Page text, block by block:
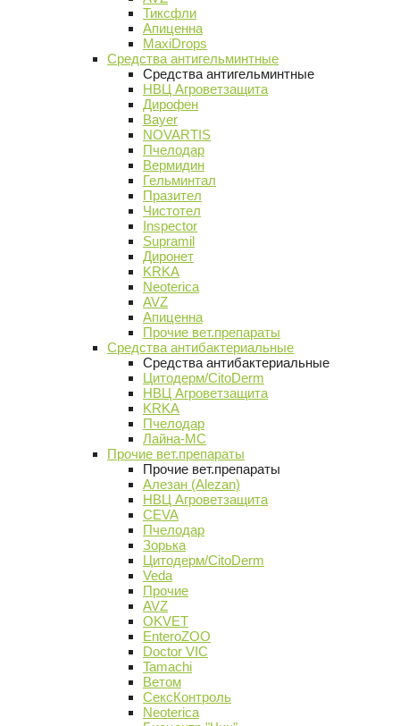
Тиксфли
Апиценна
MaxiDrops
Средства антигельминтные
Средства антигельминтные
НВЦ Агроветзащита
Дирофен
Bayer
NOVARTIS
Пчелодар
Вермидин
Гельминтал
Празител
Чистотел
Inspector
Supramil
Диронет
KRKA
Neoterica
AVZ
Апиценна
Прочие вет.препараты
Средства антибактериальные
Средства антибактериальные
Цитодерм/CitoDerm
НВЦ Агроветзащита
KRKA
Пчелодар
Лайна-МС
Прочие вет.препараты
Прочие вет.препараты
Алезан (Alezan)
НВЦ Агроветзащита
CEVA
Пчелодар
Зорька
Цитодерм/CitoDerm
Veda
Прочие
AVZ
OKVET
EnteroZOO
Doctor VIC
Tamachi
Ветом
СексКонтроль
Neoterica